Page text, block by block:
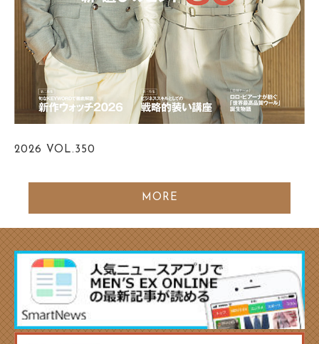
2026 VOL.350
MORE